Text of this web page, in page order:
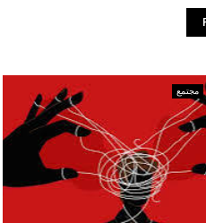
مجتمع